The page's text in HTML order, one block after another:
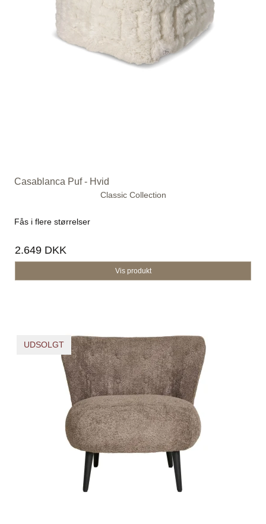
Casablanca Puf - Hvid
Classic Collection
Fås i flere størrelser
2.649 DKK
Vis produkt
UDSOLGT